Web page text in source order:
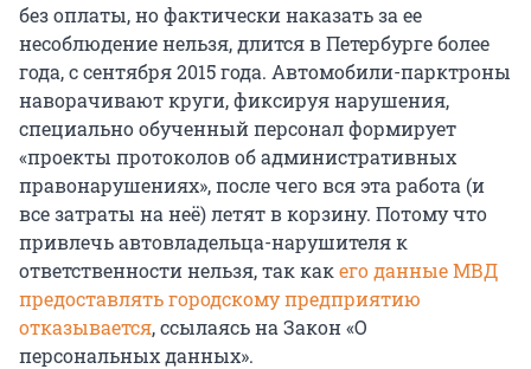
без оплаты, но фактически наказать за ее
несоблюдение нельзя, длится в Петербурге более
года, с сентября 2015 года. Автомобили-парктроны
наворачивают круги, фиксируя нарушения,
специально обученный персонал формирует
«проекты протоколов об административных
правонарушениях», после чего вся эта работа (и
все затраты на неё) летят в корзину. Потому что
привлечь автовладельца-нарушителя к
ответственности нельзя, так какего данные МВД
предоставлять городскому предприятию
отказывается, ссылаясь на Закон «О
персональных данных».